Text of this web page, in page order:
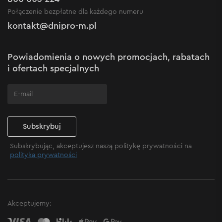
Zestaw zawiera 6 dielektrycznych wkrętaków
Polityka prywatności
Reklamacje i skargi
Ustawienia plików cookie
Nowości
Połączenie bezpłatne dla każdego numeru
kontakt@dnipro-m.pl
Powiadomienia o nowych promocjach, rabatach
i ofertach specjalnych
Subskrybuj
Subskrybując, akceptujesz naszą politykę prywatności na
polityka prywatności
Akceptujemy: